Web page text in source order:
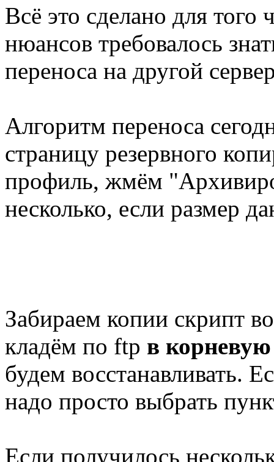
Всё это сделано для
нюансов требовалось
переноса на другой
Алгоритм переноса
страницу резервного
профиль, жмём
несколько, если размер
Забираем копии скрипт
кладём по ftp в
будем восстанавливать.
надо просто выбрать
Если получилось